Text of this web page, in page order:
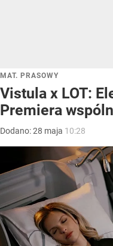
MAT. PRASOWY
Vistula x LOT:
Premiera
Dodano:28 maja 10:28